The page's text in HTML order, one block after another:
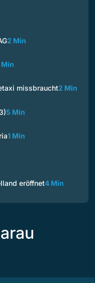
2 Min
Min
missbraucht2 Min
5 Min
1 Min
eröffnet4 Min